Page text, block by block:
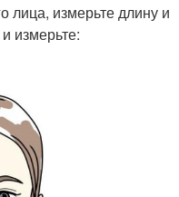
лица, измерьте длину и
измерьте: